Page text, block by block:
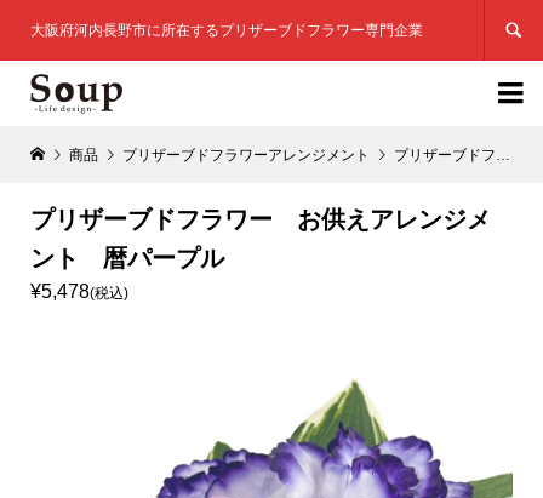
大阪府河内長野市に所在するプリザーブドフラワー専門企業 

商品 プリザーブドフラワーアレンジメント プリザーブドフラワー お供えアレンジメント 暦パープル
プリザーブドフラワー お供えアレンジメ
ント 暦パープル
¥5,478(税込)